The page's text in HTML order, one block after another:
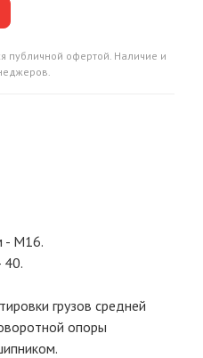
публичной офертой. Наличие и
- М16.
40.
грузов средней
опоры